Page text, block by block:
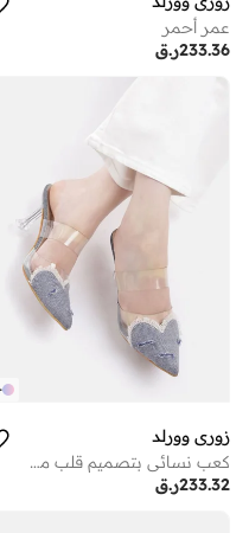
عمر أحمر
ر.ق233.36
زوري وورلد
كعب نسائي بتصميم قلب من قماش الدينم - كعب عالٍ بوصة
ر.ق233.32